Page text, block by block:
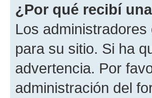
¿Por qué recibí
Los
para su sitio. Si ha
advertencia. Por
administración del